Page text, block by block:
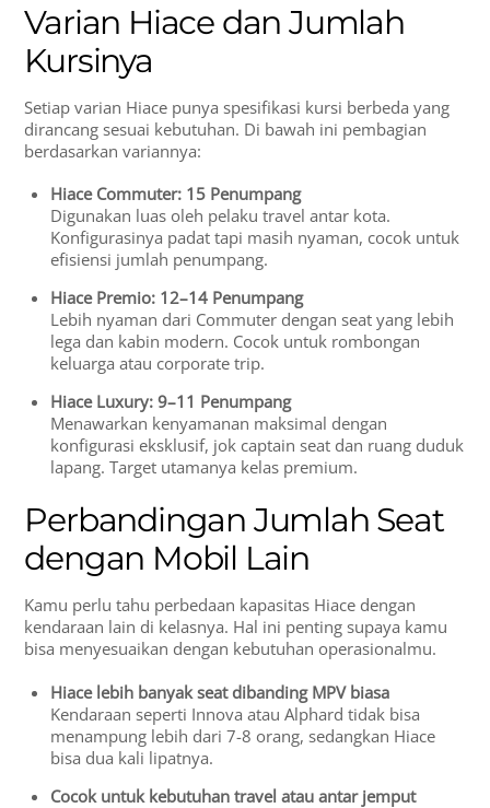
Varian Hiace dan Jumlah
Kursinya
Setiap varian Hiace punya spesifikasi kursi berbeda yang
dirancang sesuai kebutuhan. Di bawah ini pembagian
berdasarkan variannya:
Hiace Commuter: 15 Penumpang
Digunakan luas oleh pelaku travel antar kota.
Konfigurasinya padat tapi masih nyaman, cocok untuk
efisiensi jumlah penumpang.
Hiace Premio: 12–14 Penumpang
Lebih nyaman dari Commuter dengan seat yang lebih
lega dan kabin modern. Cocok untuk rombongan
keluarga atau corporate trip.
Hiace Luxury: 9–11 Penumpang
Menawarkan kenyamanan maksimal dengan
konfigurasi eksklusif, jok captain seat dan ruang duduk
lapang. Target utamanya kelas premium.
Perbandingan Jumlah Seat
dengan Mobil Lain
Kamu perlu tahu perbedaan kapasitas Hiace dengan
kendaraan lain di kelasnya. Hal ini penting supaya kamu
bisa menyesuaikan dengan kebutuhan operasionalmu.
Hiace lebih banyak seat dibanding MPV biasa
Kendaraan seperti Innova atau Alphard tidak bisa
menampung lebih dari 7-8 orang, sedangkan Hiace
bisa dua kali lipatnya.
Cocok untuk kebutuhan travel atau antar jemput